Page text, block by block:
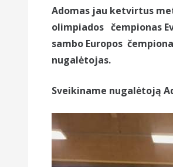
Adomas jau ketvirtus
olimpiados čempionas
sambo Europos
nugalėtojas.
Sveikiname nugalėtoją